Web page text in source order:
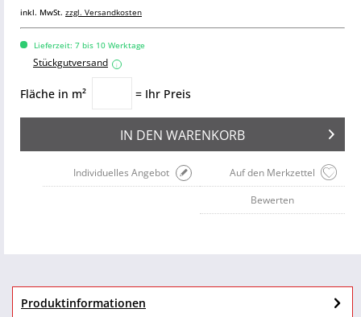
inkl. MwSt. zzgl. Versandkosten
Lieferzeit: 7 bis 10 Werktage
Stückgutversand i
Fläche in m² = Ihr Preis
IN DEN WARENKORB
Auf den Merkzettel
Individuelles Angebot
Bewerten
Produktinformationen